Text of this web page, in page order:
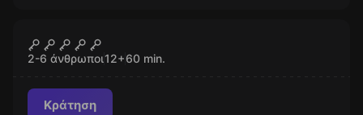
Desert Fox
2-6 άνθρωποι12+60 min.
Κράτηση